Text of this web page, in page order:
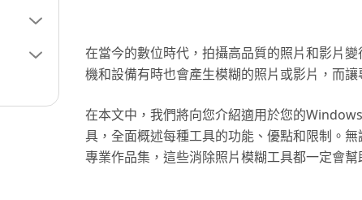
在當今的數位時代，拍攝高品質的照片和影片
機和設備有時也會產生模糊的照片或影片，而
在本文中，我們將向您介紹適用於您的
具，全面概述每種工具的功能、優點和限制。
專業作品集，這些消除照片模糊工具都一定會幫